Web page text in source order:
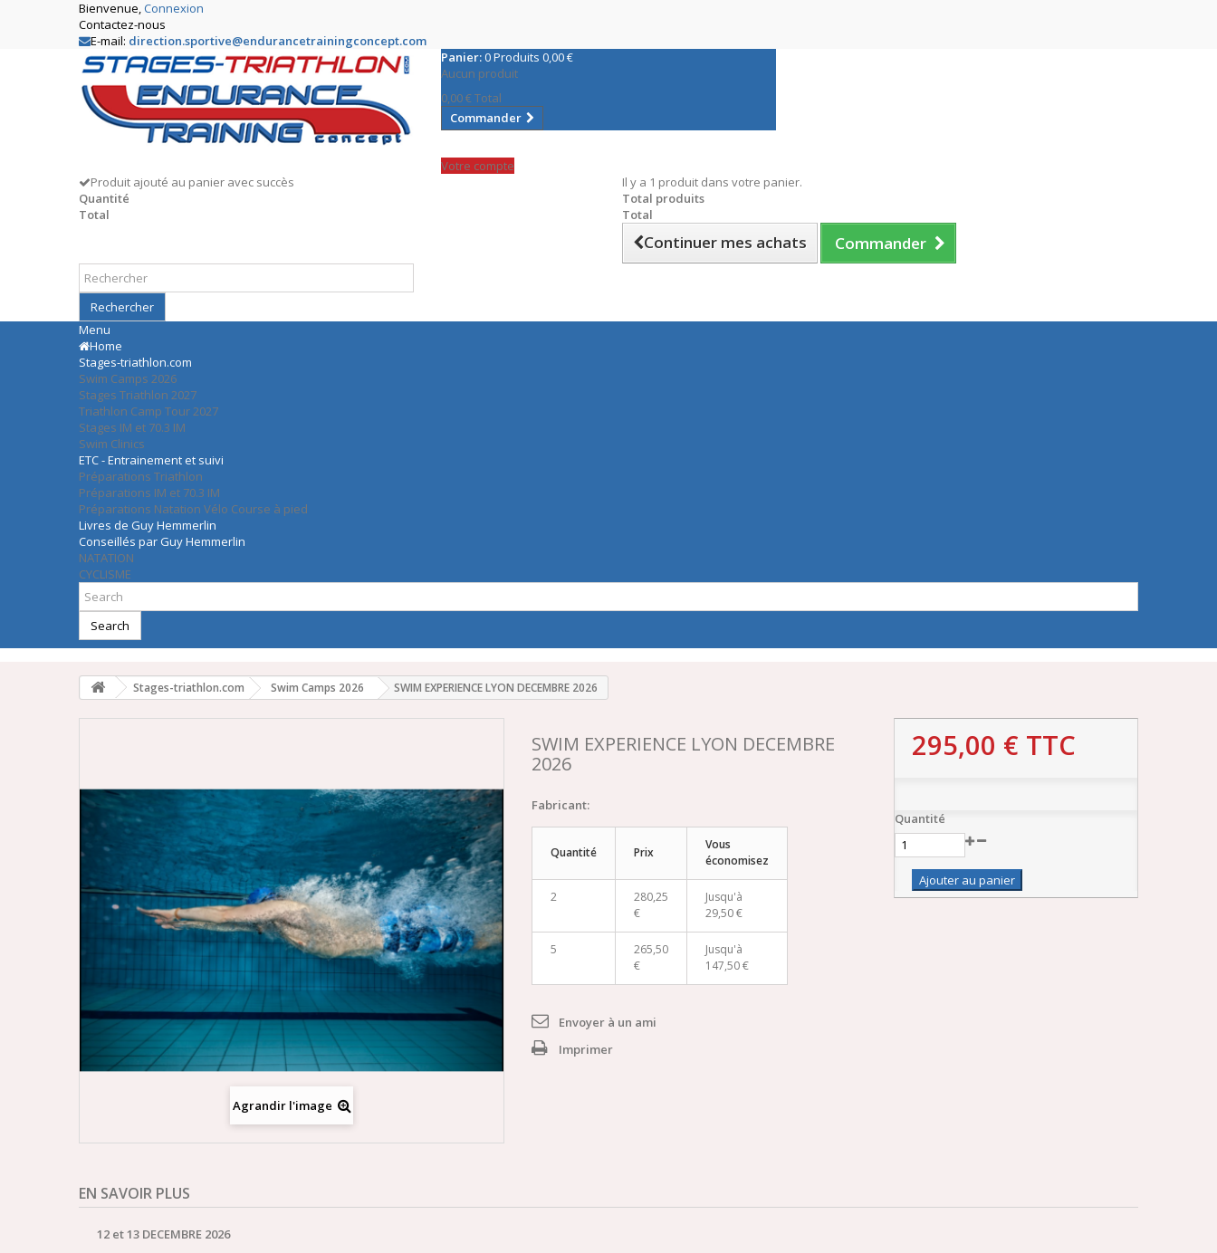
Bienvenue,Connexion
Contactez-nous
E-mail: direction.sportive@endurancetrainingconcept.com
Panier:0Produits 0,00 €
Aucun produit
0,00 € Total
Commander
Votre compte
Produit ajouté au panier avec succès
Quantité
Total
Il y a 1 produit dans votre panier.
Total produits
Total
Continuer mes achats Commander
Rechercher
Menu
Home
Stages-triathlon.com
Swim Camps 2026
Stages Triathlon 2027
Triathlon Camp Tour 2027
Stages IM et 70.3 IM
Swim Clinics
ETC - Entrainement et suivi
Préparations Triathlon
Préparations IM et 70.3 IM
Préparations Natation Vélo Course à pied
Livres de Guy Hemmerlin
Conseillés par Guy Hemmerlin
NATATION
CYCLISME
Search
Stages-triathlon.com Swim Camps 2026 SWIM EXPERIENCE LYON DECEMBRE 2026
Agrandir l'image
SWIM EXPERIENCE LYON DECEMBRE
2026
Fabricant:
Quantité Prix
Vous
économisez
2
280,25
€
Jusqu'à
29,50 €
5
265,50
€
Jusqu'à
147,50 €
Envoyer à un ami
Imprimer
295,00 € TTC
Quantité
Ajouter au panier
EN SAVOIR PLUS
12 et 13 DECEMBRE 2026